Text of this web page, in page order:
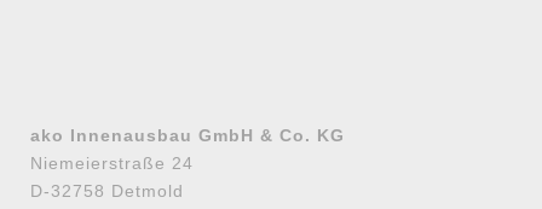
ako Innenausbau GmbH & Co. KG
Niemeierstraße 24
D-32758 Detmold